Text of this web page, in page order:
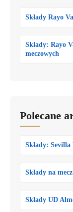
Składy Rayo
Składy: Rayo
meczowych
Polecane
Składy:
Składy na
Składy UD